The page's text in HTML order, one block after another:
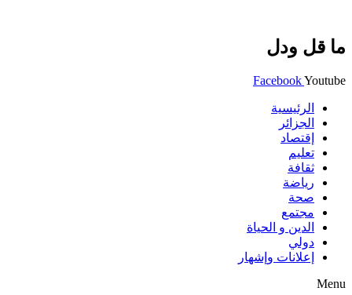
ما قل ودل
FacebookYoutube
الرئيسية
الجزائر
إقتصاد
تعليم
ثقافة
رياضة
صحة
مجتمع
الدين و الحياة
دولي
إعلانات وإشهار
Menu